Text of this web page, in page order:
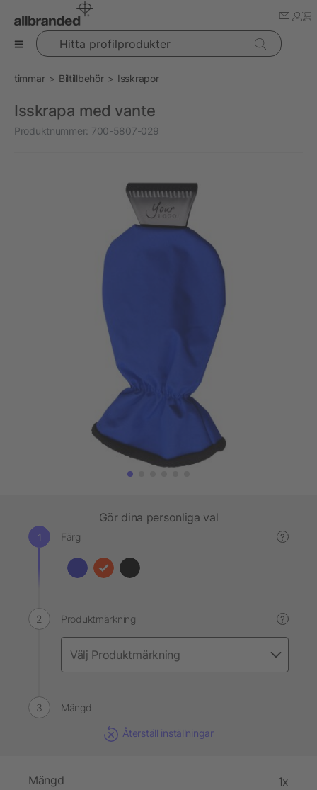
Hitta profilprodukter
timmar Biltillbehör Isskrapor
Isskrapa med vante
Produktnummer: 700-5807-029
Gör dina personliga val
Färg ?
Produktmärkning ?
Mängd
Återställ inställningar
Mängd 1x